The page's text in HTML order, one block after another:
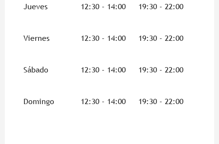
Jueves 12:30 - 14:00 19:30 - 22:00
Viernes 12:30 - 14:00 19:30 - 22:00
Sábado 12:30 - 14:00 19:30 - 22:00
Domingo 12:30 - 14:00 19:30 - 22:00